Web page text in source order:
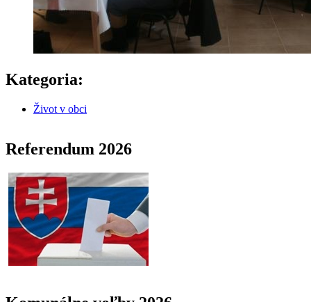
Kategoria:
Život v obci
Referendum 2026